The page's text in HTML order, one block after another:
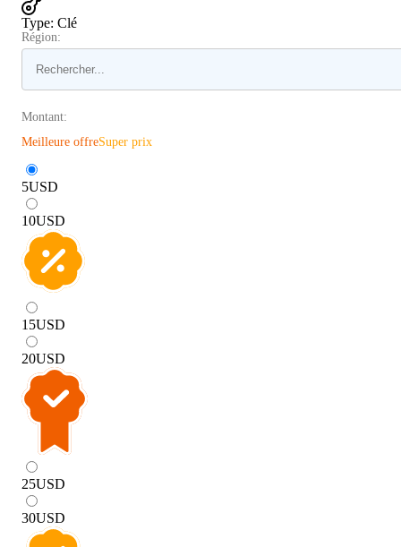
Type: Clé
Région:
Montant:
Meilleure offreSuper prix
5USD
10USD
15USD
20USD
25USD
30USD